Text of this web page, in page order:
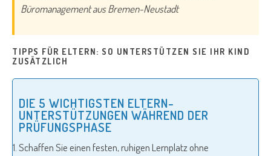
Büromanagement aus Bremen-Neustadt
TIPPS FÜR ELTERN: SO UNTERSTÜTZEN SIE IHR KIND
ZUSÄTZLICH
DIE 5 WICHTIGSTEN ELTERN-
UNTERSTÜTZUNGEN WÄHREND DER
PRÜFUNGSPHASE
Schaffen Sie einen festen, ruhigen Lernplatz ohne